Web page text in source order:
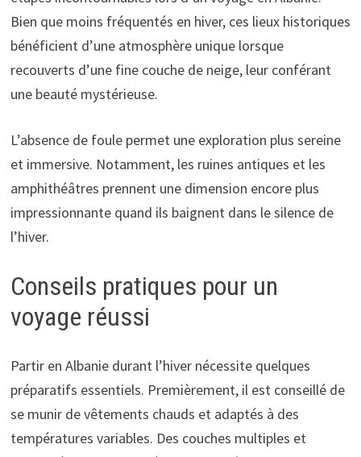
Bien que moins fréquentés en hiver, ces lieux historiques
bénéficient d’une atmosphère unique lorsque
recouverts d’une fine couche de neige, leur conférant
une beauté mystérieuse.
L’absence de foule permet une exploration plus sereine
et immersive. Notamment, les ruines antiques et les
amphithéâtres prennent une dimension encore plus
impressionnante quand ils baignent dans le silence de
l’hiver.
Conseils pratiques pour un
voyage réussi
Partir en Albanie durant l’hiver nécessite quelques
préparatifs essentiels. Premièrement, il est conseillé de
se munir de vêtements chauds et adaptés à des
températures variables. Des couches multiples et